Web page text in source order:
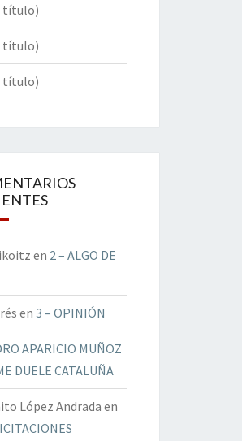
título)
título)
título)
en 2 – ALGO DE
en 3 – OPINIÓN
APARICIO MUÑOZ
DUELE CATALUÑA
López Andrada en